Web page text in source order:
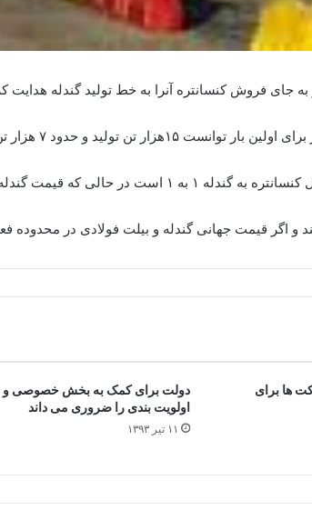
جای فروش کنسانتره آنرا به خط تولید گندله هدایت
اگر قیمت جهانی گندله و بیلت فولادی در محدوده
ها برای
دولت برای کمک به بخش خصوصی
اولویت بندی را ضروری می داند
۱۱ تیر ۱۳۹۳